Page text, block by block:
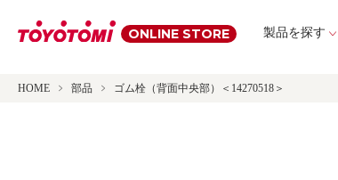
ONLINE STORE 製品を探す
HOME 部品 ゴム栓（背面中央部）＜14270518＞